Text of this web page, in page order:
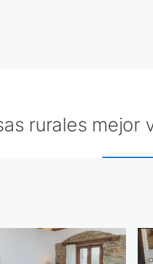
rurales mejor